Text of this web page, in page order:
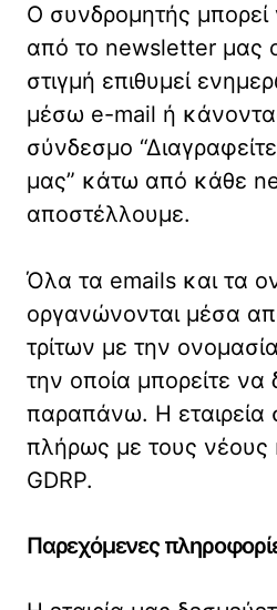
Ο συνδρομητής μπορεί
από το newsletter μας
στιγμή επιθυμεί
μέσω e-mail ή
σύνδεσμο
μας” κάτω από κάθε
αποστέλλουμε.
Όλα τα emails και τα
οργανώνονται μέσα
τρίτων με την
την οποία μπορείτε να
παραπάνω. Η εταιρεία
πλήρως με τους νέους
GDRP.
Παρεχόμενες